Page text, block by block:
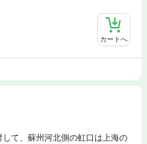
カートへ
て、蘇州河北側の虹口は上海の